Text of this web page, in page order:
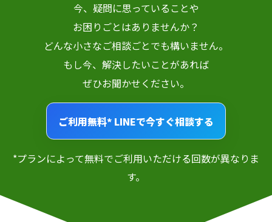
今、疑問に思っていることや
お困りごとはありませんか？
どんな小さなご相談ごとでも構いません。
もし今、解決したいことがあれば
ぜひお聞かせください。
ご利用無料* LINEで今すぐ相談する
*プランによって無料でご利用いただける回数が異なりま
す。